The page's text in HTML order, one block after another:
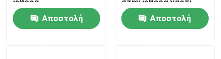
Προϊόντα
φθορά,
ανακυκλωμένο
χαρτόνιΑποστολή
στην φθορά χαρτί
προστασίας
διακόσμησης
Αποστολή